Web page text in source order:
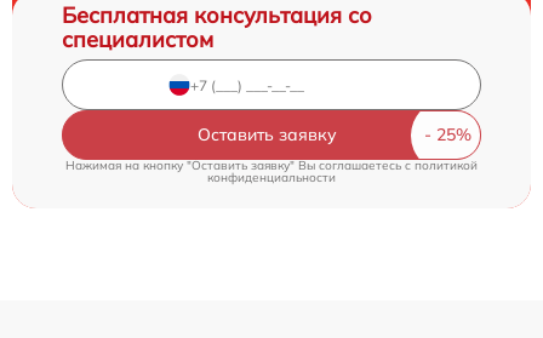
Бесплатная консультация со
специалистом
Оставить заявку
Нажимая на кнопку "Оставить заявку" Вы соглашаетесь c политикой
конфиденциальности